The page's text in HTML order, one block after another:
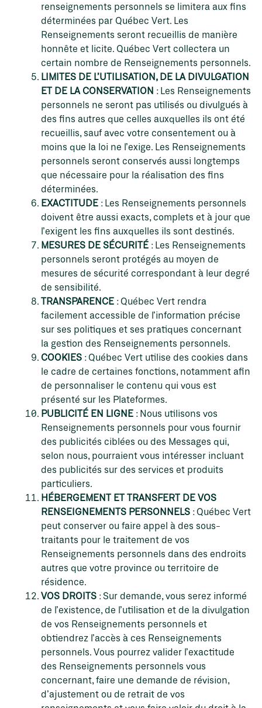
renseignements personnels se limitera aux fins
déterminées par Québec Vert. Les
Renseignements seront recueillis de manière
honnête et licite. Québec Vert collectera un
certain nombre de Renseignements personnels.
LIMITES DE L’UTILISATION, DE LA DIVULGATION
ET DE LA CONSERVATION : Les Renseignements
personnels ne seront pas utilisés ou divulgués à
des fins autres que celles auxquelles ils ont été
recueillis, sauf avec votre consentement ou à
moins que la loi ne l’exige. Les Renseignements
personnels seront conservés aussi longtemps
que nécessaire pour la réalisation des fins
déterminées.
EXACTITUDE : Les Renseignements personnels
doivent être aussi exacts, complets et à jour que
l’exigent les fins auxquelles ils sont destinés.
MESURES DE SÉCURITÉ : Les Renseignements
personnels seront protégés au moyen de
mesures de sécurité correspondant à leur degré
de sensibilité.
TRANSPARENCE : Québec Vert rendra
facilement accessible de l’information précise
sur ses politiques et ses pratiques concernant
la gestion des Renseignements personnels.
COOKIES : Québec Vert utilise des cookies dans
le cadre de certaines fonctions, notamment afin
de personnaliser le contenu qui vous est
présenté sur les Plateformes.
PUBLICITÉ EN LIGNE : Nous utilisons vos
Renseignements personnels pour vous fournir
des publicités ciblées ou des Messages qui,
selon nous, pourraient vous intéresser incluant
des publicités sur des services et produits
particuliers.
HÉBERGEMENT ET TRANSFERT DE VOS
RENSEIGNEMENTS PERSONNELS : Québec Vert
peut conserver ou faire appel à des sous-
traitants pour le traitement de vos
Renseignements personnels dans des endroits
autres que votre province ou territoire de
résidence.
VOS DROITS : Sur demande, vous serez informé
de l’existence, de l’utilisation et de la divulgation
de vos Renseignements personnels et
obtiendrez l’accès à ces Renseignements
personnels. Vous pourrez valider l’exactitude
des Renseignements personnels vous
concernant, faire une demande de révision,
d’ajustement ou de retrait de vos